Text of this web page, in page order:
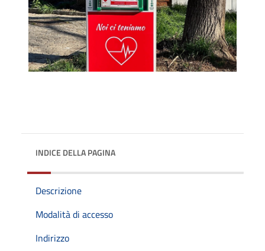
INDICE DELLA PAGINA
Descrizione
Modalità di accesso
Indirizzo